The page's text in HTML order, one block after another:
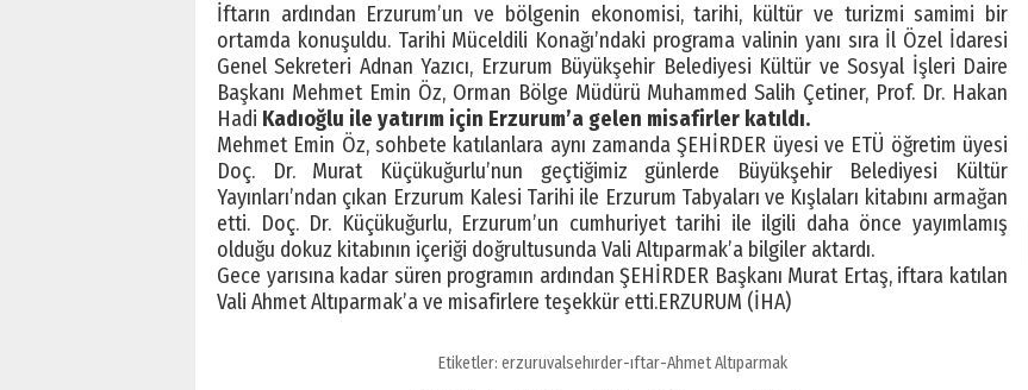
İftarın ardından Erzurum’un ve bölgenin ekonomisi, tarihi, kültür ve turizmi samimi bir
ortamda konuşuldu. Tarihi Müceldili Konağı’ndaki programa valinin yanı sıra İl Özel İdaresi
Genel Sekreteri Adnan Yazıcı, Erzurum Büyükşehir Belediyesi Kültür ve Sosyal İşleri Daire
Başkanı Mehmet Emin Öz, Orman Bölge Müdürü Muhammed Salih Çetiner, Prof. Dr. Hakan
Hadi Kadıoğlu ile yatırım için Erzurum’a gelen misafirler katıldı.
Mehmet Emin Öz, sohbete katılanlara aynı zamanda ŞEHİRDER üyesi ve ETÜ öğretim üyesi
Doç. Dr. Murat Küçükuğurlu’nun geçtiğimiz günlerde Büyükşehir Belediyesi Kültür
Yayınları’ndan çıkan Erzurum Kalesi Tarihi ile Erzurum Tabyaları ve Kışlaları kitabını armağan
etti. Doç. Dr. Küçükuğurlu, Erzurum’un cumhuriyet tarihi ile ilgili daha önce yayımlamış
olduğu dokuz kitabının içeriği doğrultusunda Vali Altıparmak’a bilgiler aktardı.
Gece yarısına kadar süren programın ardından ŞEHİRDER Başkanı Murat Ertaş, iftara katılan
Vali Ahmet Altıparmak’a ve misafirlere teşekkür etti.ERZURUM (İHA)
Etiketler: erzuruvalsehırder-ıftar-Ahmet Altıparmak